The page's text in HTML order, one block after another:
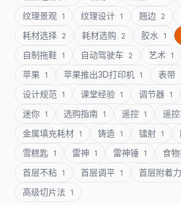
纹理景观 1 纹理设计 1 翘边 2
耗材选择 2 耗材选购 2 胶水 1
自制拖鞋 1 自动驾驶车 2 艺术 1
苹果 1 苹果推出3D打印机 1 表带
设计规范 1 课堂经验 1 调节器 1
迷你 1 选购指南 1 遥控 1 遥
金属填充耗材 1 铸造 1 镭射 1
雪糕匙 1 雷神 1 雷神锤 1 食
首层不粘 1 首层调平 1 首层附着力
高级切片法 1